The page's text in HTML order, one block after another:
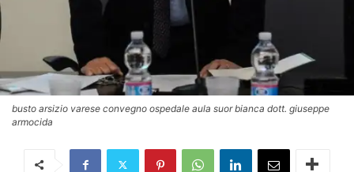
busto arsizio varese convegno ospedale aula suor bianca dott. giuseppe
armocida